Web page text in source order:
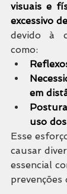
visuais e
excessivo
devido à
como:
em
uso
Esse
causar
essencial
prevenções